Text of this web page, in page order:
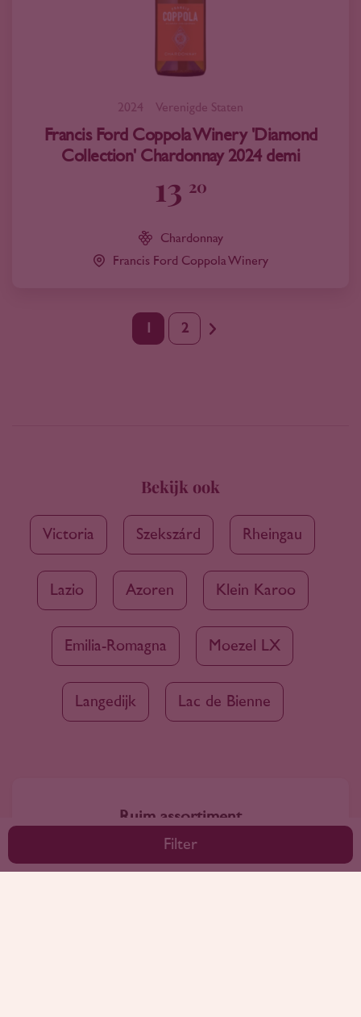
2024 Verenigde Staten
Francis Ford Coppola Winery 'Diamond
Collection' Chardonnay 2024 demi
13 20
Chardonnay
Francis Ford Coppola Winery
2
Filter
Bekijk ook
Victoria Szekszárd Rheingau
Lazio Azoren Klein Karoo
Emilia-Romagna Moezel LX
Langedijk Lac de Bienne
Ruim assortiment
4000+ wijnen in ons assortiment